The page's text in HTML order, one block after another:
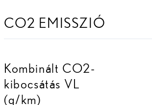
CO2 EMISSZIÓ
Kombinált CO2-
kibocsátás VL
(g/km)